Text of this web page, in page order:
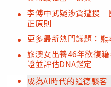
李傅中武疑涉貪遭搜
正原則
更多最新熱門議題：熊
旅澳女出養46年欲復
證並評估DNA鑑定
成為AI時代的道德駭